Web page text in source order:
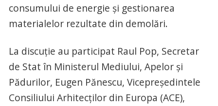
consumului de energie și gestionarea
materialelor rezultate din demolări.
La discuție au participat Raul Pop, Secretar
de Stat în Ministerul Mediului, Apelor și
Pădurilor, Eugen Pănescu, Vicepreședintele
Consiliului Arhitecților din Europa (ACE),